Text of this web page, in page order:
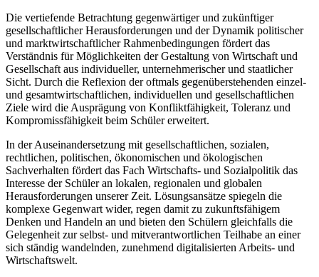
Die vertiefende Betrachtung gegenwärtiger und zukünftiger
gesellschaftlicher Herausforderungen und der Dynamik politischer
und marktwirtschaftlicher Rahmenbedingungen fördert das
Verständnis für Möglichkeiten der Gestaltung von Wirtschaft und
Gesellschaft aus individueller, unternehmerischer und staatlicher
Sicht. Durch die Reflexion der oftmals gegenüberstehenden einzel-
und gesamtwirtschaftlichen, individuellen und gesellschaftlichen
Ziele wird die Ausprägung von Konfliktfähigkeit, Toleranz und
Kompromissfähigkeit beim Schüler erweitert.
In der Auseinandersetzung mit gesellschaftlichen, sozialen,
rechtlichen, politischen, ökonomischen und ökologischen
Sachverhalten fördert das Fach Wirtschafts- und Sozialpolitik das
Interesse der Schüler an lokalen, regionalen und globalen
Herausforderungen unserer Zeit. Lösungsansätze spiegeln die
komplexe Gegenwart wider, regen damit zu zukunftsfähigem
Denken und Handeln an und bieten den Schülern gleichfalls die
Gelegenheit zur selbst- und mitverantwortlichen Teilhabe an einer
sich ständig wandelnden, zunehmend digitalisierten Arbeits- und
Wirtschaftswelt.